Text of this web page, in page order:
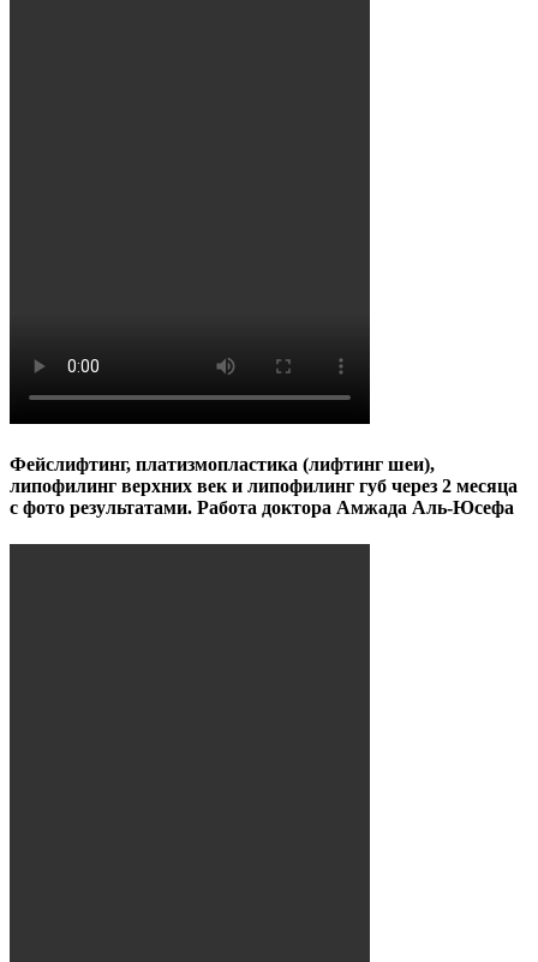
Фейслифтинг, платизмопластика (лифтинг шеи),
липофилинг верхних век и липофилинг губ через 2 месяца
с фото результатами. Работа доктора Амжада Аль-Юсефа